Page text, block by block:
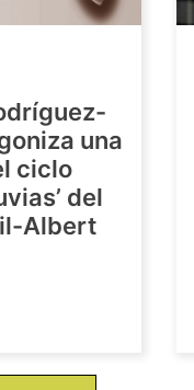
una
ciclo
del
Albert